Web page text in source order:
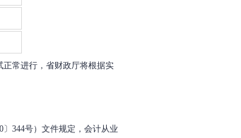
常进行，省财政厅将根据实
344号）文件规定，会计从业